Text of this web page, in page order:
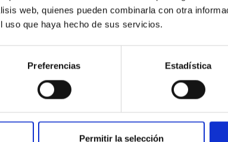
web, quienes pueden combinarla con otra
uso que haya hecho de sus servicios.
Preferencias Estadística
Permitir la selección
próximo
Calendario astronómico